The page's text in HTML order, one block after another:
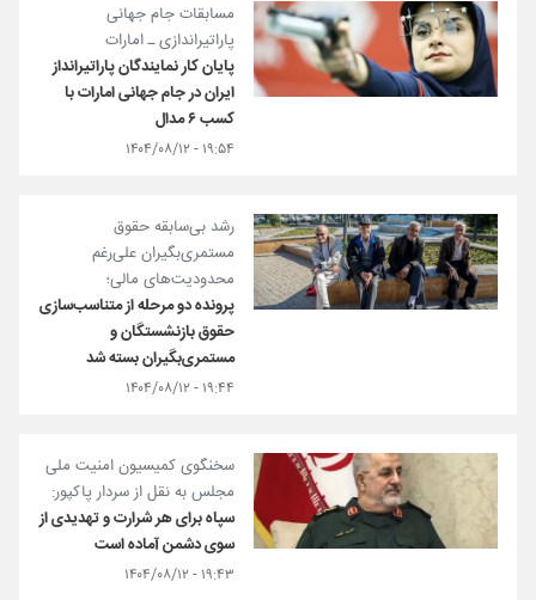
مسابقات جام جهانی
پاراتیراندازی ـ امارات
پایان کار نمایندگان پاراتیرانداز
ایران در جام جهانی امارات با
کسب ۶ مدال
۱۹:۵۴ - ۱۴۰۴/۰۸/۱۲
رشد بی‌سابقه حقوق
مستمری‌بگیران علی‌رغم
محدودیت‌های مالی؛
پرونده دو مرحله از متناسب‌سازی
حقوق بازنشستگان و
مستمری‌بگیران بسته شد
۱۹:۴۴ - ۱۴۰۴/۰۸/۱۲
سخنگوی کمیسیون امنیت ملی
مجلس به نقل از سردار پاکپور:
سپاه برای هر شرارت و تهدیدی از
سوی دشمن آماده است
۱۹:۴۳ - ۱۴۰۴/۰۸/۱۲